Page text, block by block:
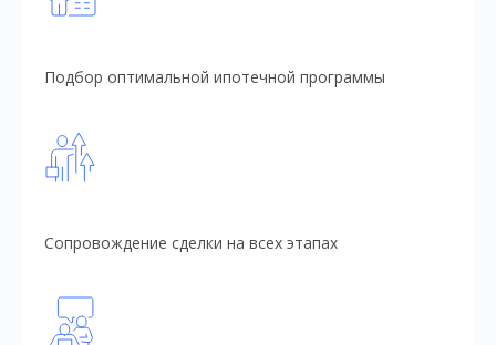
Подбор оптимальной ипотечной программы
Сопровождение сделки на всех этапах